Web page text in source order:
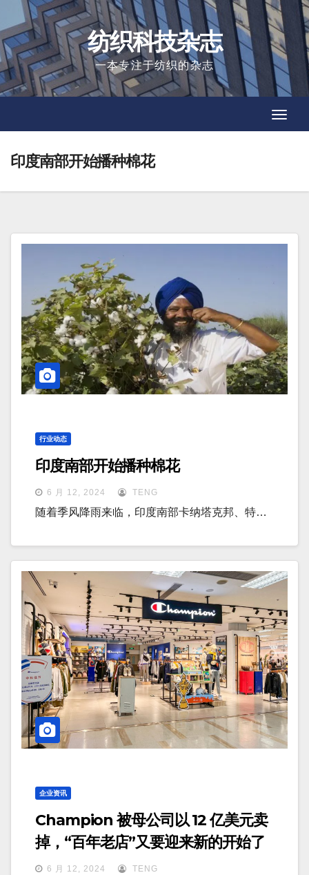
to
content
纺织科技杂志
一本专注于纺织的杂志
印度南部开始播种棉花
行业动态
印度南部开始播种棉花
6 月 12, 2024 TENG
随着季风降雨来临，印度南部卡纳塔克邦、特…
企业资讯
Champion 被母公司以 12 亿美元卖
掉，“百年老店”又要迎来新的开始了
6 月 12, 2024 TENG